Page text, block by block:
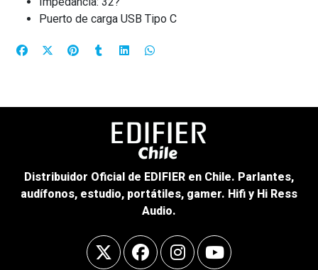
Puerto de carga USB Tipo C
Distribuidor Oficial de EDIFIER en Chile. Parlantes,
audífonos, estudio, portátiles, gamer. Hifi y Hi Ress
Audio.